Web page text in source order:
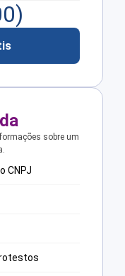
)
sobre um
CNPJ